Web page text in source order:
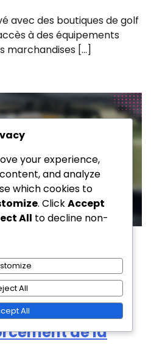
avec des boutiques de golf
à des équipements
marchandises […]
privés
avec
: compétitions
événements
de la
your experience,
and analyze
which cookies to
. ClickAccept
All to decline non-
All
All